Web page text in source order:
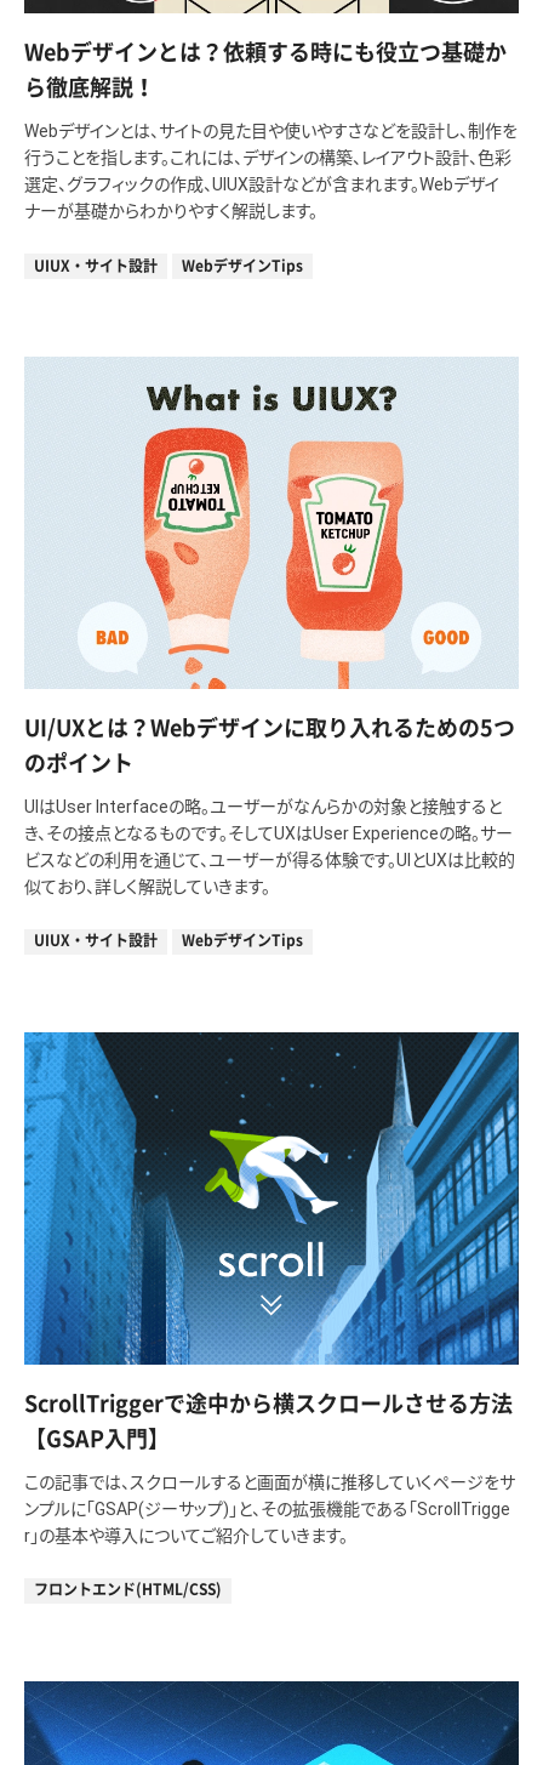
Webデザインとは？依頼する時にも役立つ基礎か
ら徹底解説！
Webデザインとは、サイトの見た目や使いやすさなどを設計し、制作を
行うことを指します。これには、デザインの構築、レイアウト設計、色彩
選定、グラフィックの作成、UIUX設計などが含まれます。Webデザイ
ナーが基礎からわかりやすく解説します。
UIUX・サイト設計 WebデザインTips
UI/UXとは？Webデザインに取り入れるための5つ
のポイント
UIはUser Interfaceの略。ユーザーがなんらかの対象と接触すると
き、その接点となるものです。そしてUXはUser Experienceの略。サー
ビスなどの利用を通じて、ユーザーが得る体験です。UIとUXは比較的
似ており、詳しく解説していきます。
UIUX・サイト設計 WebデザインTips
ScrollTriggerで途中から横スクロールさせる方法
【GSAP入門】
この記事では、スクロールすると画面が横に推移していくページをサ
ンプルに「GSAP(ジーサップ)」と、その拡張機能である「ScrollTrigge
r」の基本や導入についてご紹介していきます。
フロントエンド(HTML/CSS)